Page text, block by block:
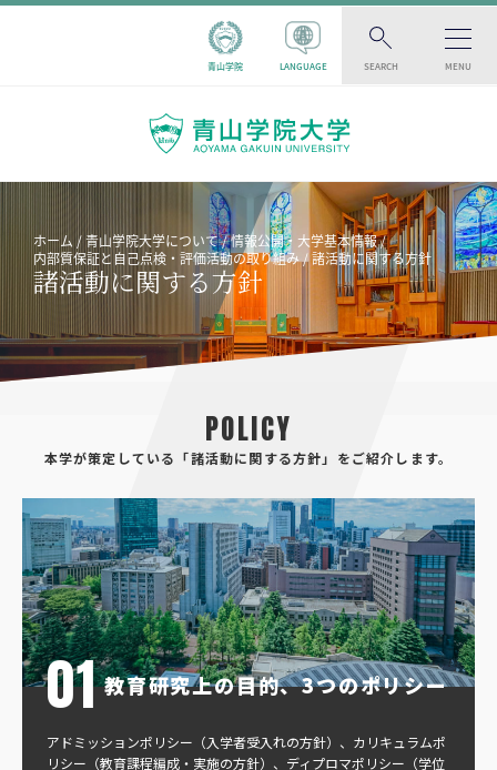
青山学院 LANGUAGE SEARCH MENU
ホーム 青山学院大学について
情報公開・大学基本情報
内部質保証と自己点検・評価活動の取り組み
諸活動に関する方針
諸活動に関する方針
POLICY
本学が策定している「諸活動に関する方針」をご紹介します。
教育研究上の目的、3つのポリシー
アドミッションポリシー（入学者受入れの方針）、カリキュラムポ
リシー（教育課程編成・実施の方針）、ディプロマポリシー（学位